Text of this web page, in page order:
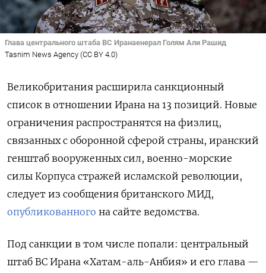
Глава центрального штаба ВС Иранаенерал Голям Али Рашид
Tasnim News Agency (CC BY 4.0)
Великобритания расширила санкционный
список в отношении Ирана на 13 позиций. Новые
ограничения распространятся на физлиц,
связанных с оборонной сферой страны, иранский
генштаб вооруженных сил, военно-морские
силы Корпуса стражей исламской революции,
следует из сообщения британского МИД,
опубликованного на сайте ведомства.
Под санкции в том числе попали: центральный
штаб ВС Ирана «Хатам-аль-Анбия» и его глава —